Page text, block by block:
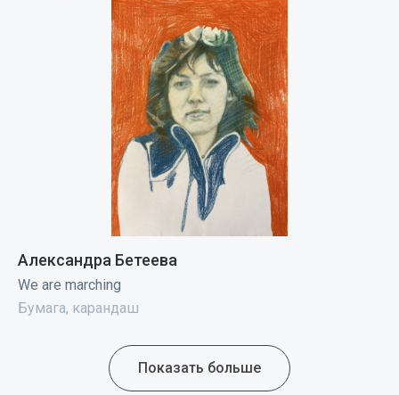
Александра Бетеева
We are marching
Бумага, карандаш
Показать больше